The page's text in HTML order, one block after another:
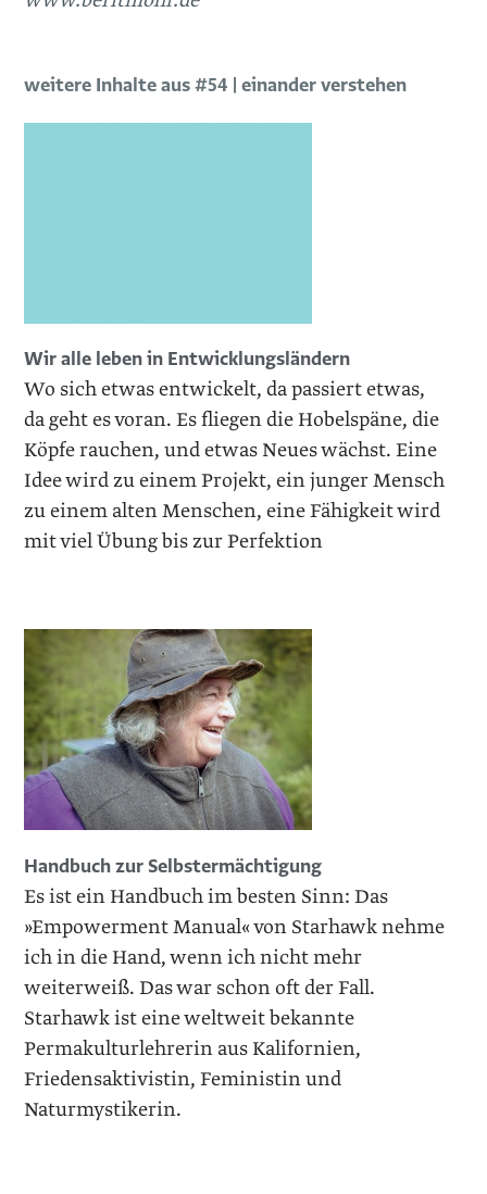
weitere Inhalte aus #54 | einander verstehen
Wir alle leben in Entwicklungsländern
Wo sich etwas entwickelt, da passiert etwas,
da geht es voran. Es fliegen die Hobelspäne, die
Köpfe rauchen, und etwas Neues wächst. Eine
Idee wird zu einem Projekt, ein junger Mensch
zu einem alten Menschen, eine Fähigkeit wird
mit viel Übung bis zur Perfektion
Handbuch zur Selbstermächtigung
Es ist ein Handbuch im besten Sinn: Das
»Empowerment Manual« von Starhawk nehme
ich in die Hand, wenn ich nicht mehr
weiterweiß. Das war schon oft der Fall.
Starhawk ist eine weltweit bekannte
Permakulturlehrerin aus Kalifornien,
Friedensaktivistin, Feministin und
Naturmystikerin.